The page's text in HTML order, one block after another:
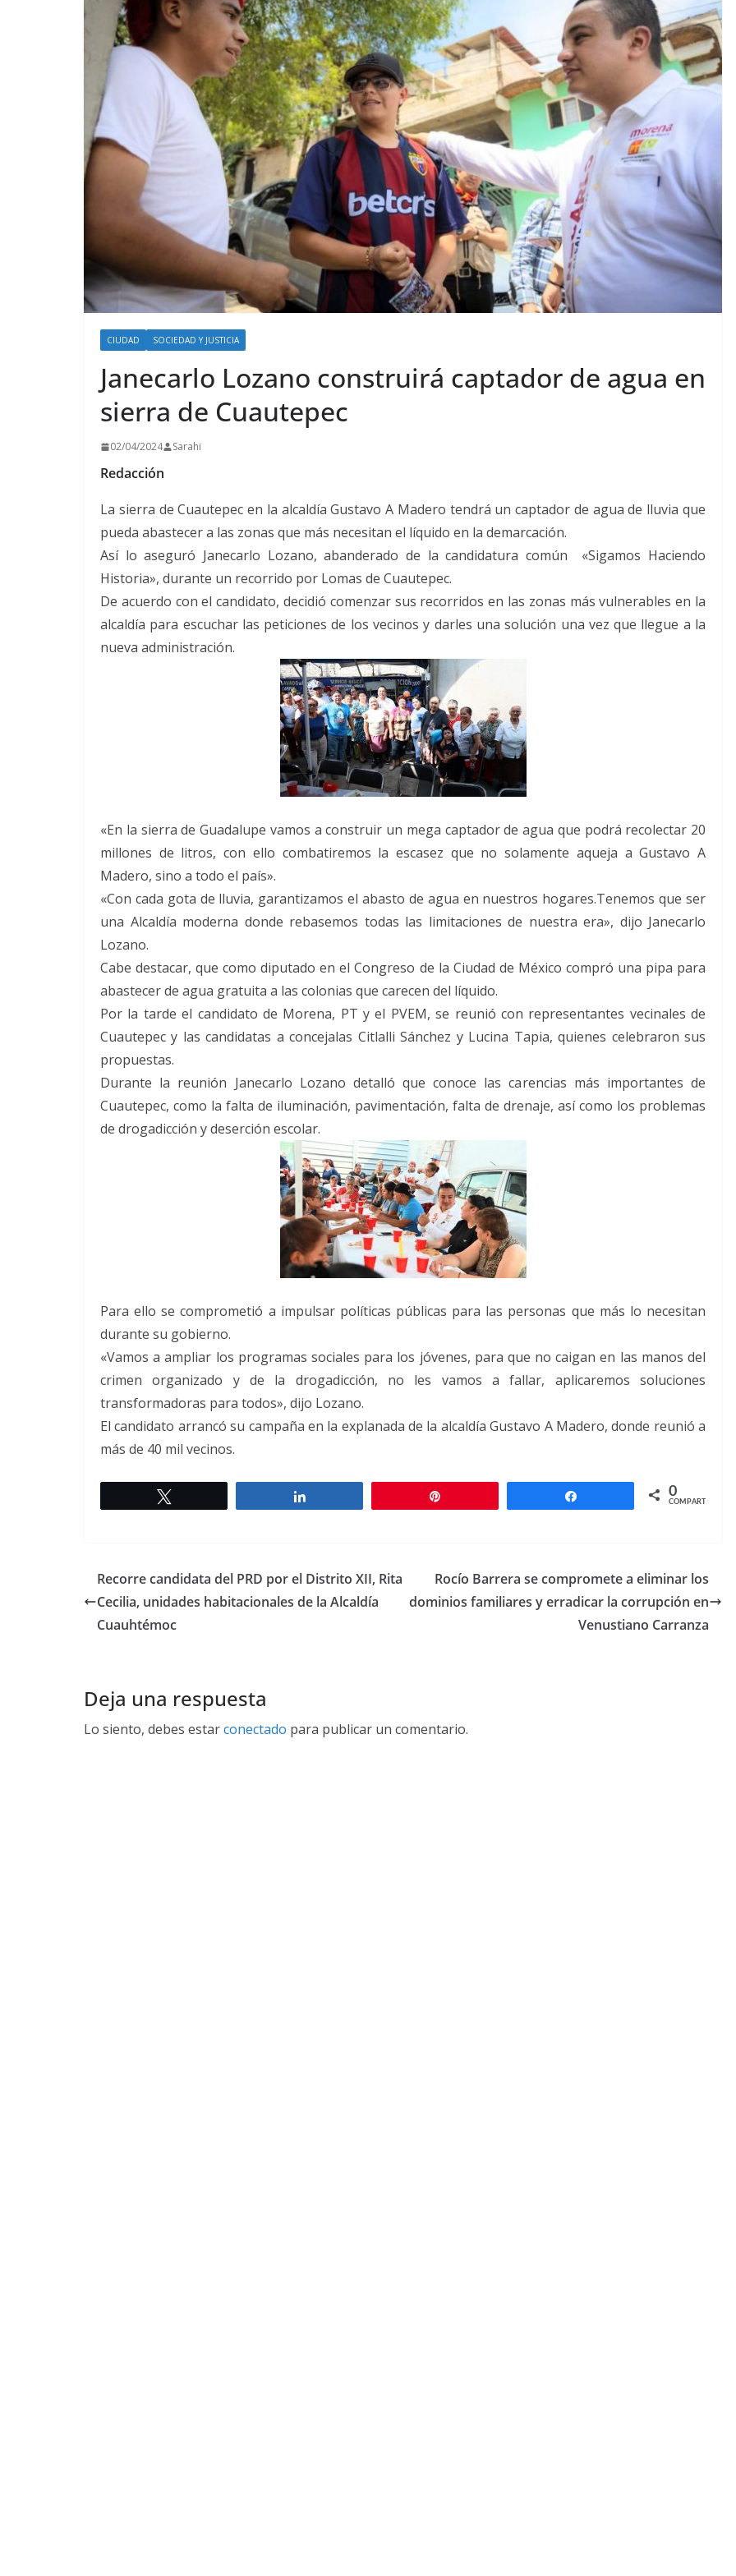
CIUDAD SOCIEDAD Y JUSTICIA
Janecarlo Lozano construirá captador de agua en
sierra de Cuautepec
02/04/2024 Sarahi
Redacción
La sierra de Cuautepec en la alcaldía Gustavo A Madero tendrá un captador de agua de lluvia que
pueda abastecer a las zonas que más necesitan el líquido en la demarcación.
Así lo aseguró Janecarlo Lozano, abanderado de la candidatura común «Sigamos Haciendo
Historia», durante un recorrido por Lomas de Cuautepec.
De acuerdo con el candidato, decidió comenzar sus recorridos en las zonas más vulnerables en la
alcaldía para escuchar las peticiones de los vecinos y darles una solución una vez que llegue a la
nueva administración.
«En la sierra de Guadalupe vamos a construir un mega captador de agua que podrá recolectar 20
millones de litros, con ello combatiremos la escasez que no solamente aqueja a Gustavo A
Madero, sino a todo el país».
«Con cada gota de lluvia, garantizamos el abasto de agua en nuestros hogares.Tenemos que ser
una Alcaldía moderna donde rebasemos todas las limitaciones de nuestra era», dijo Janecarlo
Lozano.
Cabe destacar, que como diputado en el Congreso de la Ciudad de México compró una pipa para
abastecer de agua gratuita a las colonias que carecen del líquido.
Por la tarde el candidato de Morena, PT y el PVEM, se reunió con representantes vecinales de
Cuautepec y las candidatas a concejalas Citlalli Sánchez y Lucina Tapia, quienes celebraron sus
propuestas.
Durante la reunión Janecarlo Lozano detalló que conoce las carencias más importantes de
Cuautepec, como la falta de iluminación, pavimentación, falta de drenaje, así como los problemas
de drogadicción y deserción escolar.
Para ello se comprometió a impulsar políticas públicas para las personas que más lo necesitan
durante su gobierno.
«Vamos a ampliar los programas sociales para los jóvenes, para que no caigan en las manos del
crimen organizado y de la drogadicción, no les vamos a fallar, aplicaremos soluciones
transformadoras para todos», dijo Lozano.
El candidato arrancó su campaña en la explanada de la alcaldía Gustavo A Madero, donde reunió a
más de 40 mil vecinos.
0
COMPARTIR
Recorre candidata del PRD por el Distrito XII, Rita
Cecilia, unidades habitacionales de la Alcaldía
Cuauhtémoc
Rocío Barrera se compromete a eliminar los
dominios familiares y erradicar la corrupción en
Venustiano Carranza
Deja una respuesta
Lo siento, debes estarconectado para publicar un comentario.